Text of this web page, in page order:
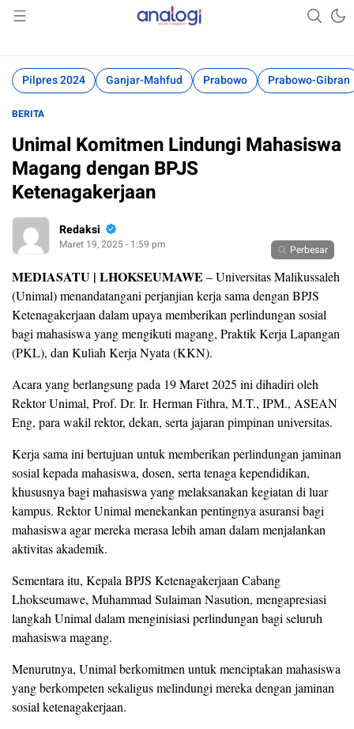
Analogi
Akurat Mengabari
Pilpres 2024 Ganjar-Mahfud Prabowo Prabowo-Gibran
BERITA
Unimal Komitmen Lindungi Mahasiswa
Magang dengan BPJS
Ketenagakerjaan
Redaksi
Maret 19, 2025 - 1:59 pm Perbesar
MEDIASATU | LHOKSEUMAWE – Universitas Malikussaleh
(Unimal) menandatangani perjanjian kerja sama dengan BPJS
Ketenagakerjaan dalam upaya memberikan perlindungan sosial
bagi mahasiswa yang mengikuti magang, Praktik Kerja Lapangan
(PKL), dan Kuliah Kerja Nyata (KKN).
Acara yang berlangsung pada 19 Maret 2025 ini dihadiri oleh
Rektor Unimal, Prof. Dr. Ir. Herman Fithra, M.T., IPM., ASEAN
Eng, para wakil rektor, dekan, serta jajaran pimpinan universitas.
Kerja sama ini bertujuan untuk memberikan perlindungan jaminan
sosial kepada mahasiswa, dosen, serta tenaga kependidikan,
khususnya bagi mahasiswa yang melaksanakan kegiatan di luar
kampus. Rektor Unimal menekankan pentingnya asuransi bagi
mahasiswa agar mereka merasa lebih aman dalam menjalankan
aktivitas akademik.
Sementara itu, Kepala BPJS Ketenagakerjaan Cabang
Lhokseumawe, Muhammad Sulaiman Nasution, mengapresiasi
langkah Unimal dalam menginisiasi perlindungan bagi seluruh
mahasiswa magang.
Menurutnya, Unimal berkomitmen untuk menciptakan mahasiswa
yang berkompeten sekaligus melindungi mereka dengan jaminan
sosial ketenagakerjaan.